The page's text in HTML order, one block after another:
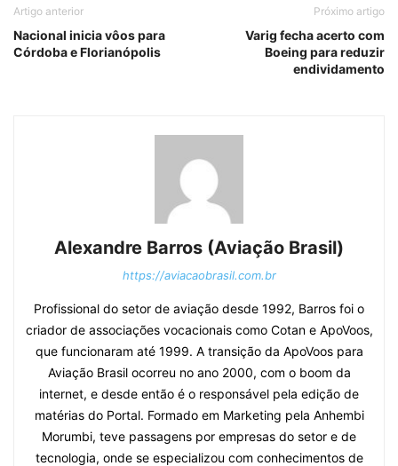
Artigo anterior
Nacional inicia vôos para
Córdoba e Florianópolis
Próximo artigo
Varig fecha acerto com
Boeing para reduzir
endividamento
Alexandre Barros (Aviação Brasil)
https://aviacaobrasil.com.br
Profissional do setor de aviação desde 1992, Barros foi o
criador de associações vocacionais como Cotan e ApoVoos,
que funcionaram até 1999. A transição da ApoVoos para
Aviação Brasil ocorreu no ano 2000, com o boom da
internet, e desde então é o responsável pela edição de
matérias do Portal. Formado em Marketing pela Anhembi
Morumbi, teve passagens por empresas do setor e de
tecnologia, onde se especializou com conhecimentos de